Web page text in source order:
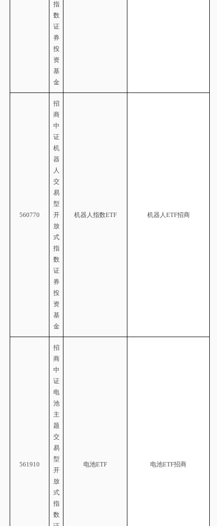
指
数
证
券
投
资
基
金
560770
招
商
中
证
机
器
人
交
易
型
开
放
式
指
数
证
券
投
资
基
金
机器人指数ETF 机器人ETF招商
561910
招
商
中
证
电
池
主
题
交
易
型
开
放
式
指
数
电池ETF 电池ETF招商